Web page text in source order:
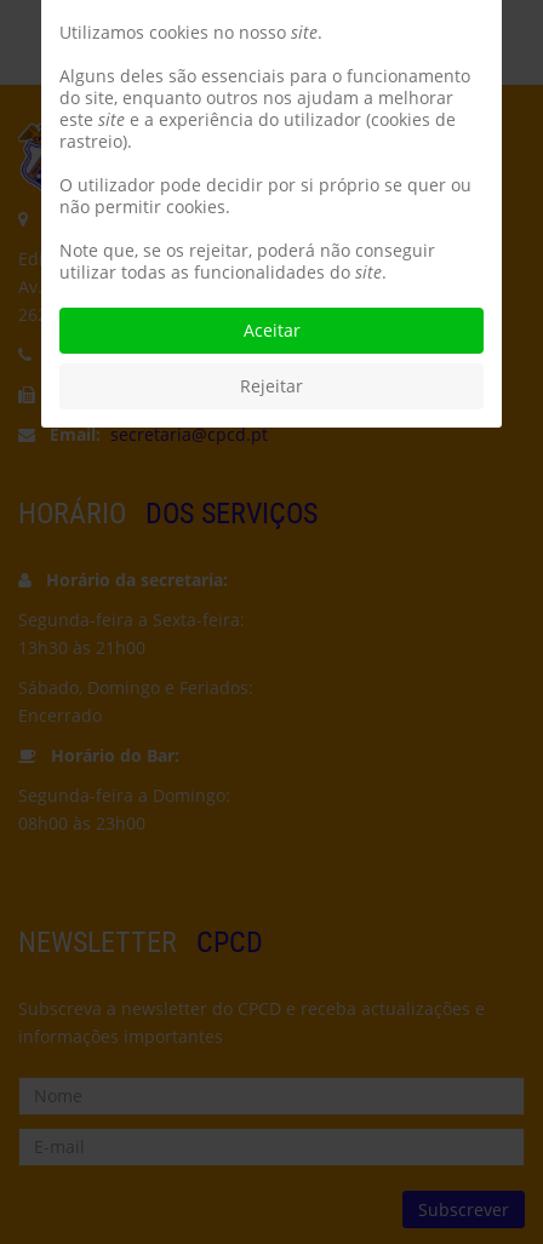
Morada:
Edifício CPCD
Av. Póvoa de Dom Martinho
2625-235 Póvoa de Santa Iria
Telefone:21 959 5162
Email: secretaria@cpcd.pt
HORÁRIO DOS SERVIÇOS
Horário da secretaria:
Segunda-feira a Sexta-feira:
13h30 às 21h00
Sábado, Domingo e Feriados:
Encerrado
Horário do Bar:
Segunda-feira a Domingo:
08h00 às 23h00
NEWSLETTER CPCD
Subscreva a newsletter do CPCD e receba actualizações e
informações importantes
Utilizamos cookies no nosso site.
Alguns deles são essenciais para o funcionamento
do site, enquanto outros nos ajudam a melhorar
este site e a experiência do utilizador (cookies de
rastreio).
O utilizador pode decidir por si próprio se quer ou
não permitir cookies.
Note que, se os rejeitar, poderá não conseguir
utilizar todas as funcionalidades do site.
Aceitar
Rejeitar